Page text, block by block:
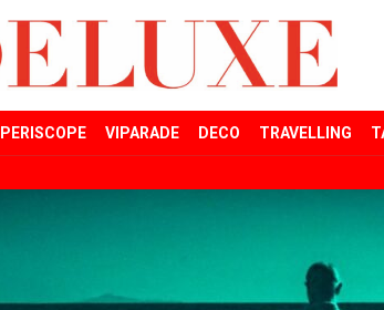
PERISCOPE VIPARADE DECO TRAVELLING